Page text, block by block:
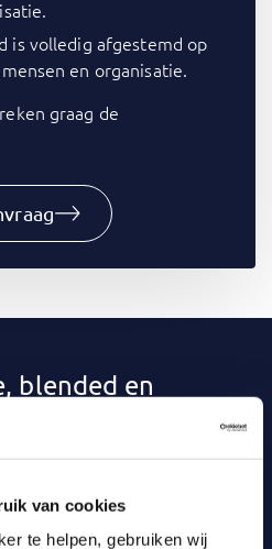
van cookies
te helpen, gebruiken wij
is volledig afgestemd op
en organisatie.
graag de
blended en
je op een manier die bij jou
een combinatie
kun je ook